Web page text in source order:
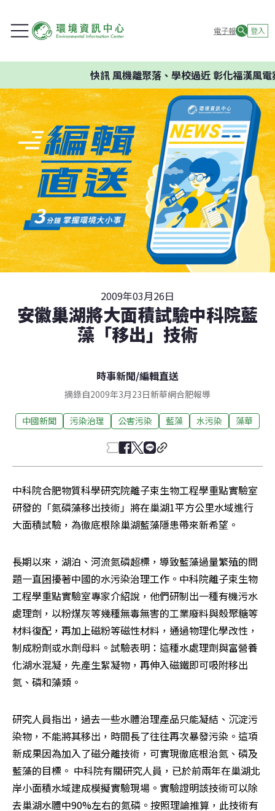
電子報 登入
快訊風機離聚落、學校過近 彰化福漢風電
2009年03月26日
安徽巢湖將大面積試驗中科院藍
藻「移出」技術
時事新聞/編輯直送
摘錄自2009年3月23日新華網合肥報導
中國新聞 污染治理 公害污染 藍藻 水污染 藻華
中科院合肥物質科學研究院離子束生物工程學重點實驗室
研發的「氮磷藻移出技術」將在巢湖1平方公里水域進行
大面積試驗，為徹底根除巢湖藍藻隱患帶來新希望。
長期以來，湖泊、河流氮磷超標，導致藍藻過量繁殖的問
題一直困擾著中國的水污染治理工作。中科院離子束生物
工程學重點實驗室專家介紹說，他們研制出一種有機污水
處理劑，以粉煤灰等幾種無毒無害的工業廢料與殼聚糖等
材料復配，再加上磁粉等磁性材料，通過物理化學改性，
制成粉劑或水劑母料。試驗表明：這種水處理劑與富營養
化湖水混凝，先產生絮凝物，再伸入磁鐵即可吸附移出
氮、磷和藻類。
研究人員指出，過去一些水體治理產品只能凝結、沉淀污
染物，不能將其移出，時間長了往往再次暴發污染。這項
新成果因為加入了磁分離技術，可實現徹底根治氮、磷及
藍藻的目標。 中科院有關研究人員，已於前兩年在巢湖北
岸小面積水域建成模擬實驗現場。實驗證明該技術可以除
去巢湖水體中90%左右的氮磷。按照理論推算，此技術有